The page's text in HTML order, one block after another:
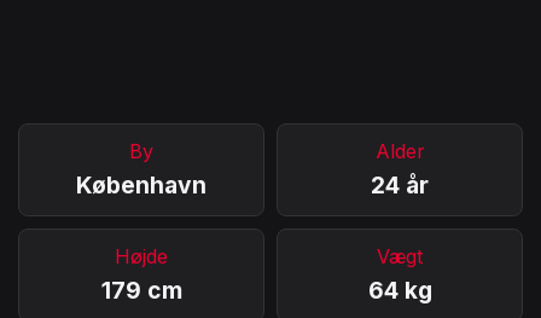
By
København
Alder
24 år
Højde
179 cm
Vægt
64 kg